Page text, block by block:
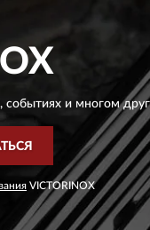
событиях и многом
VICTORINOX